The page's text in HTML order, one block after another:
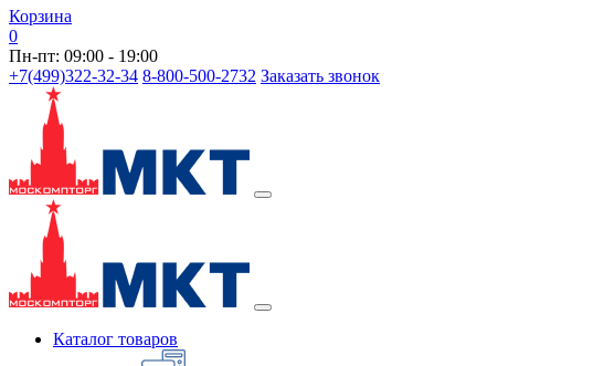
Корзина
0
Пн-пт: 09:00 - 19:00
+7(499)322-32-34 8-800-500-2732 Заказать звонок
Каталог товаров